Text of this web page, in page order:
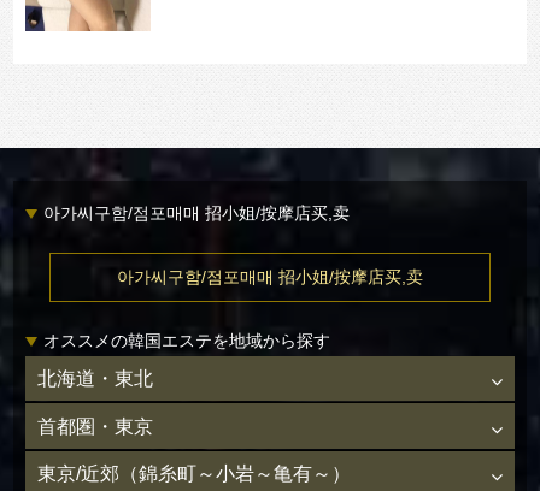
아가씨구함/점포매매 招小姐/按摩店买,卖
아가씨구함/점포매매 招小姐/按摩店买,卖
オススメの韓国エステを地域から探す
北海道・東北
首都圏・東京
東京/近郊（錦糸町～小岩～亀有～）